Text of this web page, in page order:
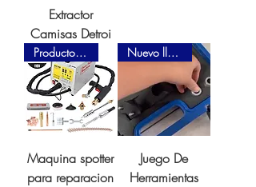
Extractor
Camisas Detroi
Producto Nuevo
Maquina spotter
para reparacion
Nuevo llegada
Juego De
Herramientas